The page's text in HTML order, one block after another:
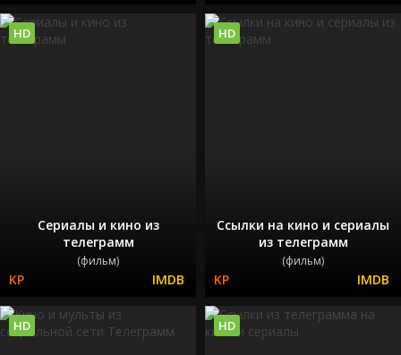
Сериалы и кино из
телеграмм
(фильм)
HD
Ссылки на кино и сериалы
из телеграмм
(фильм)
HD
HD HD